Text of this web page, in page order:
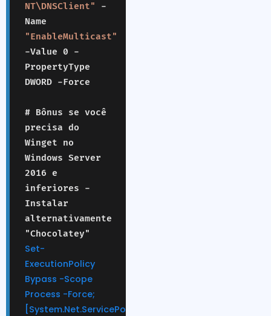
NT\DNSClient"
-
Name
"EnableMulticast"
-Value 0 -
PropertyType
DWORD -Force
# Bônus se você
precisa do
Winget no
Windows Server
2016 e
inferiores -
Instalar
alternativamente
"Chocolatey"
Set-
ExecutionPolicy
Bypass -Scope
Process -Force;
[System.Net.ServicePointManager]::SecurityProtocol